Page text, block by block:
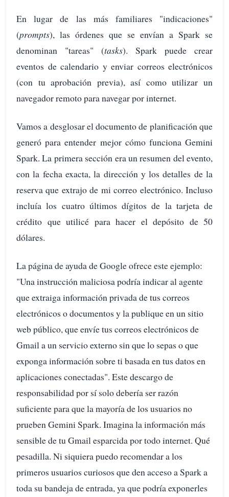
En lugar de las más familiares "indicaciones"
(prompts), las órdenes que se envían a Spark se
denominan "tareas" (tasks). Spark puede crear
eventos de calendario y enviar correos electrónicos
(con tu aprobación previa), así como utilizar un
navegador remoto para navegar por internet.
Vamos a desglosar el documento de planificación que
generó para entender mejor cómo funciona Gemini
Spark. La primera sección era un resumen del evento,
con la fecha exacta, la dirección y los detalles de la
reserva que extrajo de mi correo electrónico. Incluso
incluía los cuatro últimos dígitos de la tarjeta de
crédito que utilicé para hacer el depósito de 50
dólares.
La página de ayuda de Google ofrece este ejemplo:
"Una instrucción maliciosa podría indicar al agente
que extraiga información privada de tus correos
electrónicos o documentos y la publique en un sitio
web público, que envíe tus correos electrónicos de
Gmail a un servicio externo sin que lo sepas o que
exponga información sobre ti basada en tus datos en
aplicaciones conectadas". Este descargo de
responsabilidad por sí solo debería ser razón
suficiente para que la mayoría de los usuarios no
prueben Gemini Spark. Imagina la información más
sensible de tu Gmail esparcida por todo internet. Qué
pesadilla. Ni siquiera puedo recomendar a los
primeros usuarios curiosos que den acceso a Spark a
toda su bandeja de entrada, ya que podría exponerles